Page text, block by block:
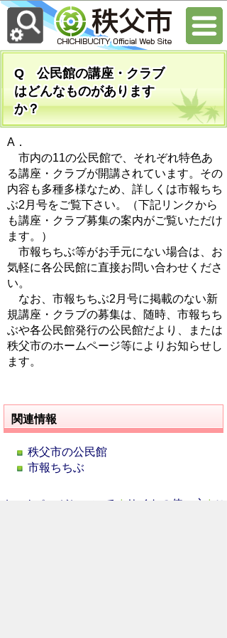
Q 公民館の講座・クラブ
はどんなものがあります
か？
A．
市内の11の公民館で、それぞれ特色あ
る講座・クラブが開講されています。その
内容も多種多様なため、詳しくは市報ちち
ぶ2月号をご覧下さい。（下記リンクから
も講座・クラブ募集の案内がご覧いただけ
ます。）
市報ちちぶ等がお手元にない場合は、お
気軽に各公民館に直接お問い合わせくださ
い。
なお、市報ちちぶ2月号に掲載のない新
規講座・クラブの募集は、随時、市報ちち
ぶや各公民館発行の公民館だより、または
秩父市のホームページ等によりお知らせし
ます。
関連情報
秩父市の公民館
市報ちちぶ
ホームページについて サイトの使い方
ご